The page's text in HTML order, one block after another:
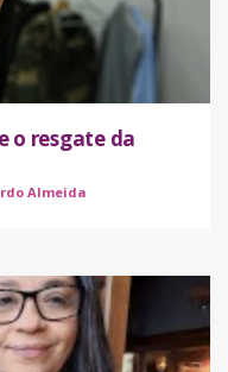
o resgate da
Almeida